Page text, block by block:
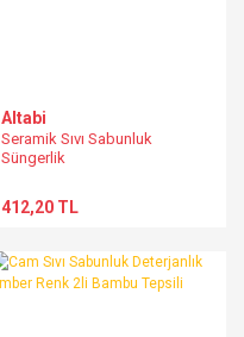
Altabi
Seramik Sıvı Sabunluk
Süngerlik
412,20 TL